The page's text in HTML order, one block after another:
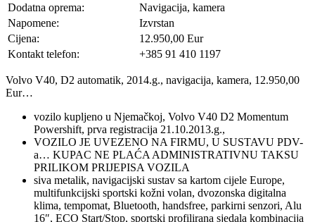
Dodatna oprema:
Navigacija, kamera
Napomene:
Izvrstan
Cijena:
12.950,00 Eur
Kontakt telefon:
+385 91 410 1197
Volvo V40, D2 automatik, 2014.g., navigacija, kamera, 12.950,00
Eur…
vozilo kupljeno u Njemačkoj, Volvo V40 D2 Momentum
Powershift, prva registracija 21.10.2013.g.,
VOZILO JE UVEZENO NA FIRMU, U SUSTAVU PDV-
a… KUPAC NE PLAĆA ADMINISTRATIVNU TAKSU
PRILIKOM PRIJEPISA VOZILA
siva metalik, navigacijski sustav sa kartom cijele Europe,
multifunkcijski sportski kožni volan, dvozonska digitalna
klima, tempomat, Bluetooth, handsfree, parkirni senzori, Alu
16″, ECO Start/Stop, sportski profilirana sjedala kombinacija